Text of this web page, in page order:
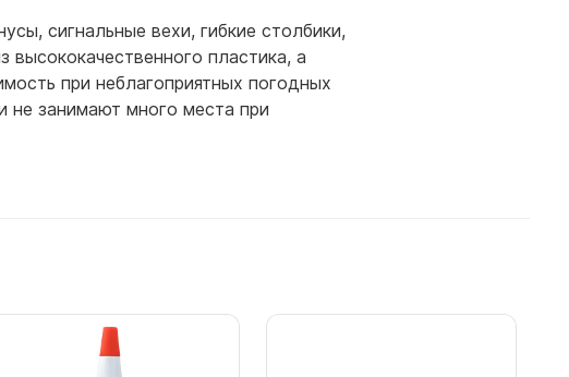
сигнальные вехи, гибкие столбики,
пластика, а
при неблагоприятных погодных
не занимают много места при